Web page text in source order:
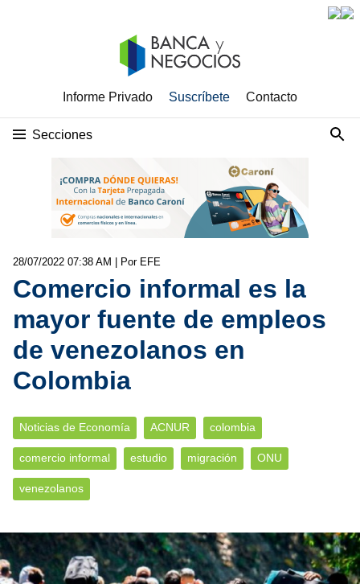
Informe Privado Suscríbete Contacto
Secciones
28/07/2022 07:38 AM | Por EFE
Comercio informal es la
mayor fuente de empleos
de venezolanos en
Colombia
Noticias de Economía ACNUR colombia
comercio informal estudio migración ONU
venezolanos